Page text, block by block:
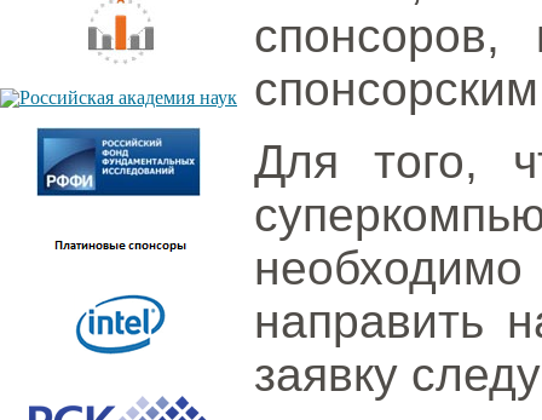
спонсоров,
Для того,
направить
заявку